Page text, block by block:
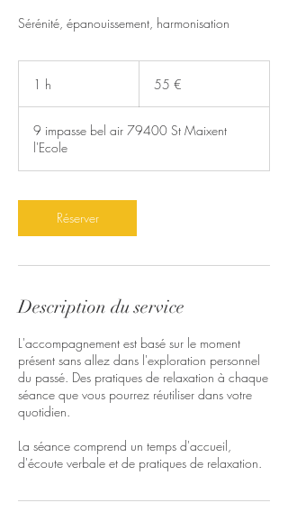
Sérénité, épanouissement, harmonisation
1 h 55 €
9 impasse bel air 79400 St Maixent
l'Ecole
Réserver
Description du service
L'accompagnement est basé sur le moment
présent sans allez dans l'exploration personnel
du passé. Des pratiques de relaxation à chaque
séance que vous pourrez réutiliser dans votre
quotidien.
La séance comprend un temps d'accueil,
d'écoute verbale et de pratiques de relaxation.